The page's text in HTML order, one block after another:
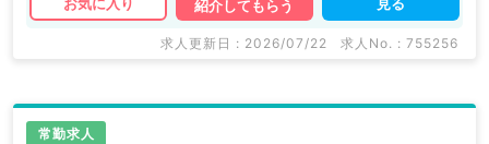
紹介してもらう
求人更新日 : 2026/07/22 求人No. : 755256
常勤求人